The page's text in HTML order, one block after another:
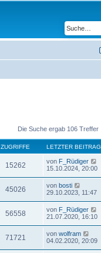
Die Suche ergab 106 Treffer
ZUGRIFFE LETZTER BEITRAG
15262 von F_Rüdiger
15.10.2024, 20:00
45026 von bosti
29.10.2023, 11:47
56558 von F_Rüdiger
21.07.2020, 16:10
71721 von wolfram
04.02.2020, 20:09